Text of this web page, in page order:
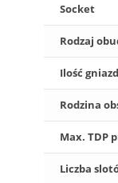
Socket
Rodzaj
Ilość
Rodzina
Max. TDP
Liczba